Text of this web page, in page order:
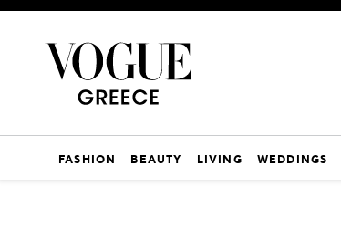
FASHION BEAUTY LIVING WEDDINGS